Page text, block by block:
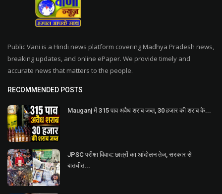
Public Vani is a Hindi news platform covering Madhya Pradesh news,
breaking updates, and online ePaper. We provide timely and
accurate news that matters to the people.
RECOMMENDED POSTS
Mauganj में 315 पाव अवैध शराब जब्त, 30 हजार की शराब के...
JPSC परीक्षा विवाद: छात्रों का आंदोलन तेज, सरकार से
बातचीत...